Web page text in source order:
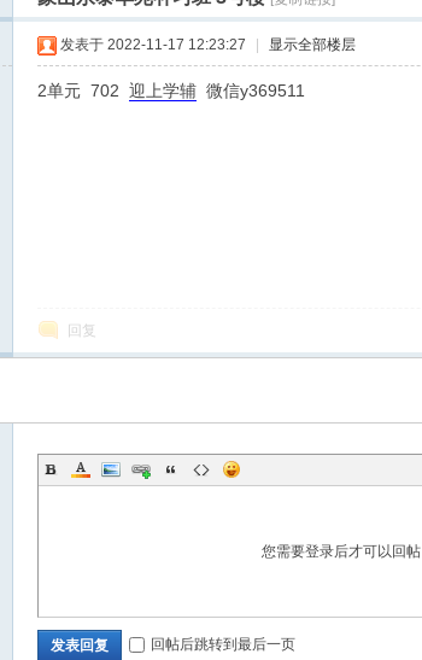
›
发表于 2022-11-17 12:23:27 显示全部楼层
2单元 702 迎上学辅 微信y369511
回复
您需要登录后才可以回帖
发表回复 回帖后跳转到最后一页